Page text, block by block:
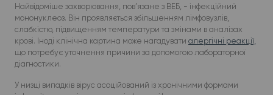
Найвідоміше захворювання, пов’язане з ВЕБ, - інфекційний
мононуклеоз. Він проявляється збільшенням лімфовузлів,
слабкістю, підвищенням температури та змінами в аналізах
крові. Іноді клінічна картина може нагадувати алергічні реакції,
що потребує уточнення причини за допомогою лабораторної
діагностики.
У низці випадків вірус асоційований із хронічними формами